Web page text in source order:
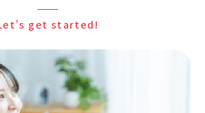
get started!